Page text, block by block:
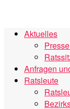
Aktuelles
Anfragen
Ratsleute